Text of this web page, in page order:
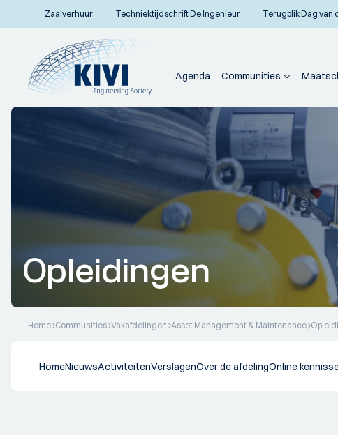
Zaalverhuur Techniektijdschrift De Ingenieur Terugblik Dag van
Agenda Communities
Opleidingen
Home Communities Vakafdelingen Asset Management & Maintenance
HomeNieuwsActiviteitenVerslagenOver de afdelingOnline